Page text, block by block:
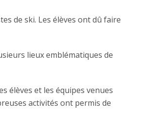
de ski. Les élèves ont dû faire
lieux emblématiques de
élèves et les équipes venues
activités ont permis de